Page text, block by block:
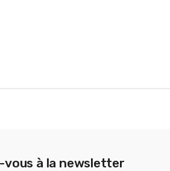
vous à la newsletter